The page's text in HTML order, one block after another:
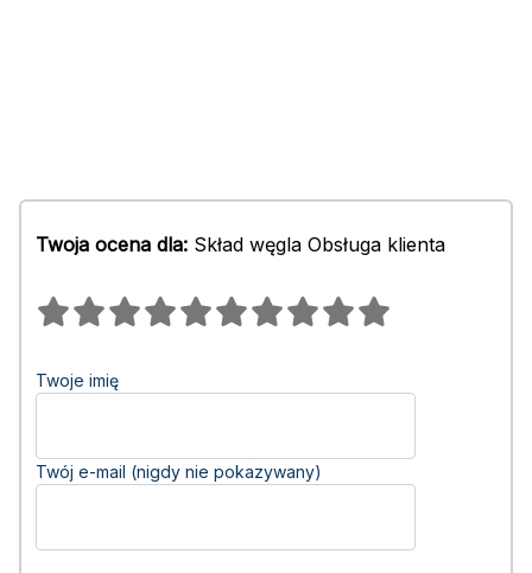
Twoja ocena dla: Skład węgla Obsługa klienta
Twoje imię
Twój e-mail (nigdy nie pokazywany)